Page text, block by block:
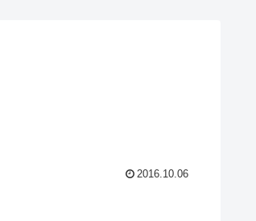
2016.10.06